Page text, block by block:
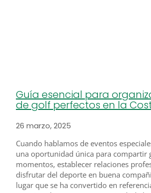
Guía esencial para
de golf perfectos en la
26 marzo, 2025
Cuando hablamos de eventos
una oportunidad única para compartir
momentos, establecer relaciones
disfrutar del deporte en buena
lugar que se ha convertido en